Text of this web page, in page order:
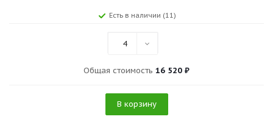
Есть в наличии (11)
4
Общая стоимость 16 520 ₽
В корзину